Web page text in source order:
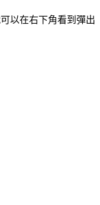
以在右下角看到彈出